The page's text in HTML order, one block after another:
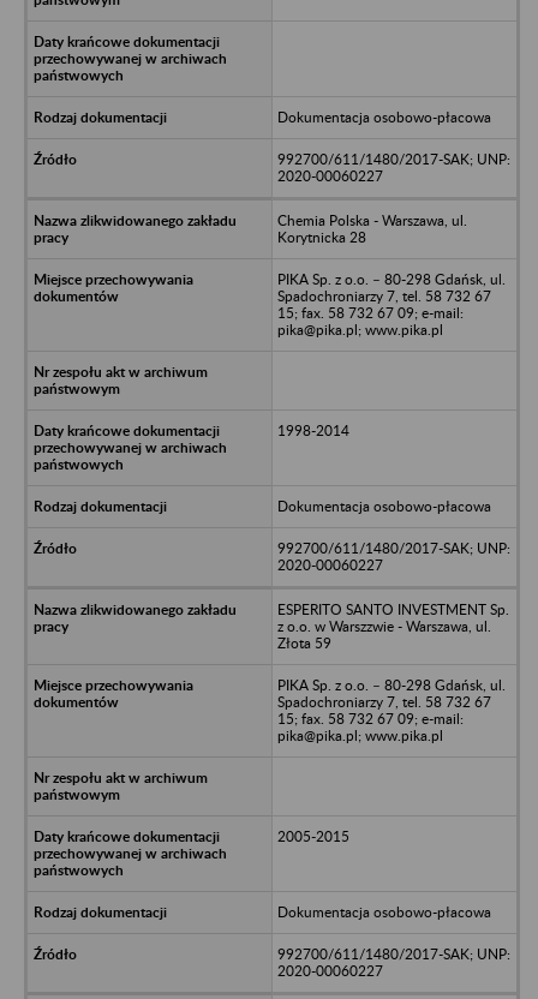
Dokumentacja osobowo-płacowa
992700/611/1480/2017-SAK; UNP:
2020-00060227
Chemia Polska - Warszawa, ul.
Korytnicka 28
PIKA Sp. z o.o. – 80-298 Gdańsk, ul.
Spadochroniarzy 7, tel. 58 732 67
15; fax. 58 732 67 09; e-mail:
pika@pika.pl; www.pika.pl
1998-2014
Dokumentacja osobowo-płacowa
992700/611/1480/2017-SAK; UNP:
2020-00060227
ESPERITO SANTO INVESTMENT Sp.
z o.o. w Warszzwie - Warszawa, ul.
Złota 59
PIKA Sp. z o.o. – 80-298 Gdańsk, ul.
Spadochroniarzy 7, tel. 58 732 67
15; fax. 58 732 67 09; e-mail:
pika@pika.pl; www.pika.pl
2005-2015
Dokumentacja osobowo-płacowa
992700/611/1480/2017-SAK; UNP:
2020-00060227